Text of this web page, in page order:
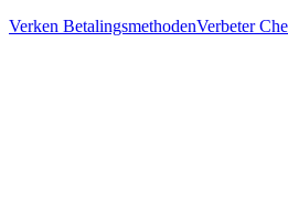
Verken BetalingsmethodenVerbeter